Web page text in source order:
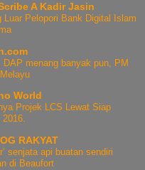
A Kadir Jasin
Luar Pelopori Bank Digital Islam
DAP menang banyak pun, PM
World
Projek LCS Lewat Siap
RAKYAT
senjata api buatan sendiri
di Beaufort